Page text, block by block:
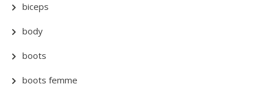
biceps
body
boots
boots femme